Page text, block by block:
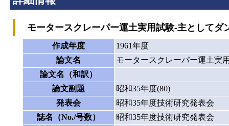
モータースクレーパー運土実用試験-主としてダ
作成年度
1961年度
論文名
モータースクレーパー運土実
論文名（和訳）
論文副題
昭和35年度(80)
発表会
昭和35年度技術研究発表会
誌名（No./号数）
昭和35年度技術研究発表会